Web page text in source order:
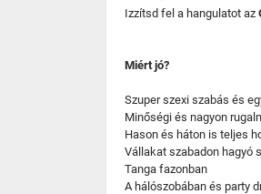
Izzítsd fel a hangulatot az
Miért jó?
Szuper szexi szabás és
Minőségi és nagyon
Hason és háton is teljes
Vállakat szabadon hagyó
Tanga fazonban
A hálószobában és party